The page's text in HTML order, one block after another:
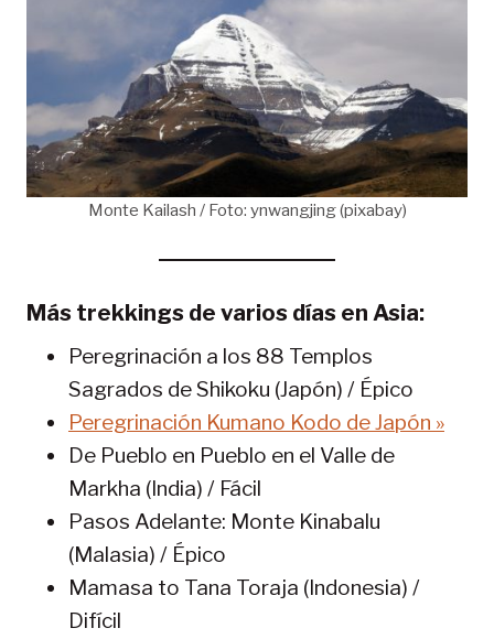
Monte Kailash / Foto: ynwangjing (pixabay)
Más trekkings de varios días en Asia:
Peregrinación a los 88 Templos
Sagrados de Shikoku (Japón) / Épico
Peregrinación Kumano Kodo de Japón »
De Pueblo en Pueblo en el Valle de
Markha (India) / Fácil
Pasos Adelante: Monte Kinabalu
(Malasia) / Épico
Mamasa to Tana Toraja (Indonesia) /
Difícil